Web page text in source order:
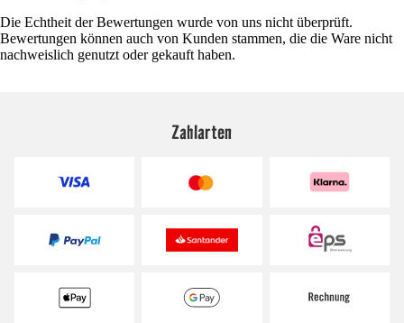
Die Echtheit der Bewertungen wurde von uns nicht überprüft.
Bewertungen können auch von Kunden stammen, die die Ware nicht
nachweislich genutzt oder gekauft haben.
Zahlarten